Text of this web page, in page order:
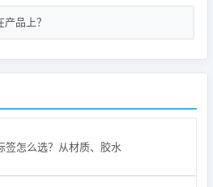
品上？
签怎么选？从材质、胶水